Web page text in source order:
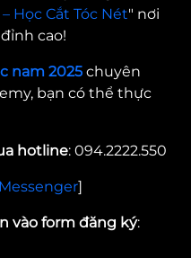
Học Cắt Tóc Nét" nơi
cao!
nam 2025 chuyên
bạn có thể thực
hotline: 094.2222.550
Messenger]
vào form đăng ký: